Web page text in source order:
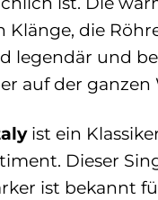
die
legendär und
auf der ganzen
ist ein
Dieser
ist bekannt